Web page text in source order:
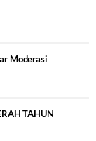
Moderasi
TAHUN